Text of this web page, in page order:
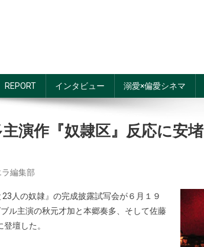
REPORT インタビュー 溺愛×偏愛シネマ
演作『奴隷区』反応に安堵
編集部
人の奴隷』の完成披露試写会が６月１９
ル主演の秋元才加と本郷奏多、そして佐藤
壇した。